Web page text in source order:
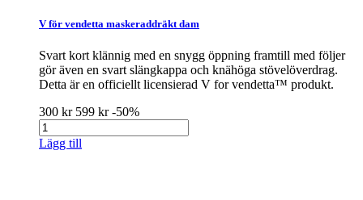
V för vendetta maskeraddräkt dam
Svart kort klännig med en snygg öppning framtill med följer
gör även en svart slängkappa och knähöga stövelöverdrag.
Detta är en officiellt licensierad V for vendetta™ produkt.
300 kr 599 kr-50%
Lägg till